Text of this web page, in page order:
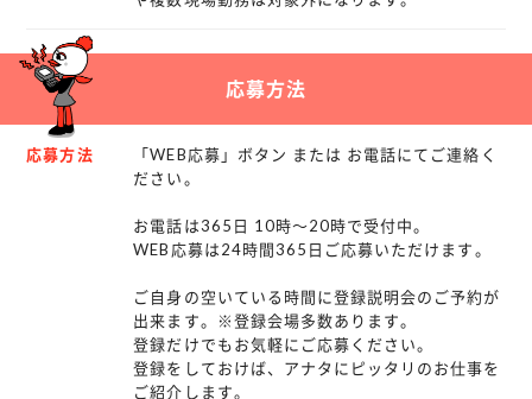
応募方法
応募方法
「WEB応募」ボタン または お電話にてご連絡く
ださい。
お電話は365日 10時～20時で受付中。
WEB応募は24時間365日ご応募いただけます。
ご自身の空いている時間に登録説明会のご予約が
出来ます。※登録会場多数あります。
登録だけでもお気軽にご応募ください。
登録をしておけば、アナタにピッタリのお仕事を
ご紹介します。